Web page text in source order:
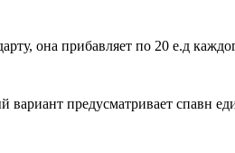
она прибавляет по 20 е.д
вариант предусматривает